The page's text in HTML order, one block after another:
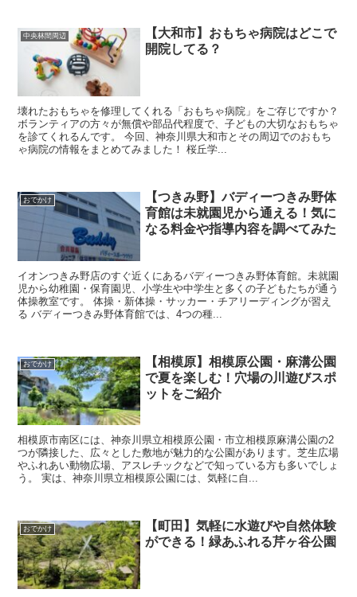
中央林間周辺
【大和市】おもちゃ病院はどこで
開院してる？
壊れたおもちゃを修理してくれる「おもちゃ病院」をご存じですか？
ボランティアの方々が無償や部品代程度で、子どもの大切なおもちゃ
を診てくれるんです。 今回、神奈川県大和市とその周辺でのおもち
ゃ病院の情報をまとめてみました！ 桜丘学...
おでかけ
【つきみ野】バディーつきみ野体
育館は未就園児から通える！気に
なる料金や指導内容を調べてみた
イオンつきみ野店のすぐ近くにあるバディーつきみ野体育館。未就園
児から幼稚園・保育園児、小学生や中学生と多くの子どもたちが通う
体操教室です。 体操・新体操・サッカー・チアリーディングが習え
る バディーつきみ野体育館では、4つの種...
おでかけ
【相模原】相模原公園・麻溝公園
で夏を楽しむ！穴場の川遊びスポ
ットをご紹介
相模原市南区には、神奈川県立相模原公園・市立相模原麻溝公園の2
つが隣接した、広々とした敷地が魅力的な公園があります。芝生広場
やふれあい動物広場、アスレチックなどで知っている方も多いでしょ
う。 実は、神奈川県立相模原公園には、気軽に自...
おでかけ
【町田】気軽に水遊びや自然体験
ができる！緑あふれる芹ヶ谷公園